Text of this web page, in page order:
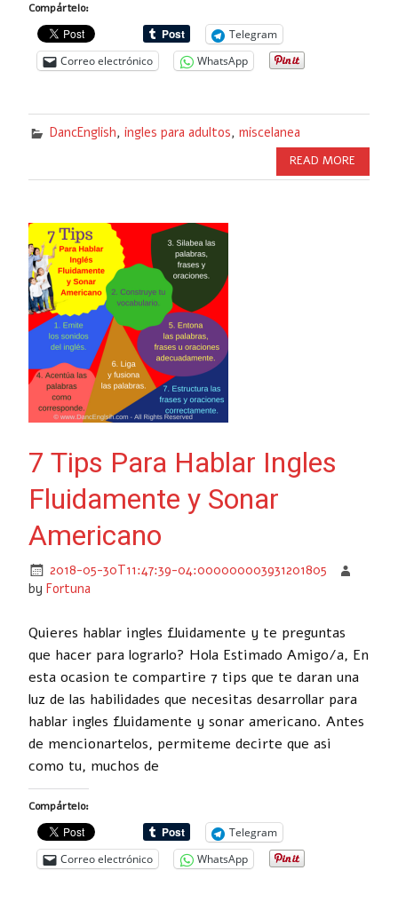
Compártelo:
Telegram
Correo electrónico
WhatsApp
DancEnglish, ingles para adultos, miscelanea
READ MORE
7 Tips Para Hablar Ingles
Fluidamente y Sonar
Americano
2018-05-30T11:47:39-04:000000003931201805
by Fortuna
Quieres hablar ingles fluidamente y te preguntas
que hacer para lograrlo? Hola Estimado Amigo/a, En
esta ocasion te compartire 7 tips que te daran una
luz de las habilidades que necesitas desarrollar para
hablar ingles fluidamente y sonar americano. Antes
de mencionartelos, permiteme decirte que asi
como tu, muchos de
Compártelo:
Telegram
Correo electrónico
WhatsApp